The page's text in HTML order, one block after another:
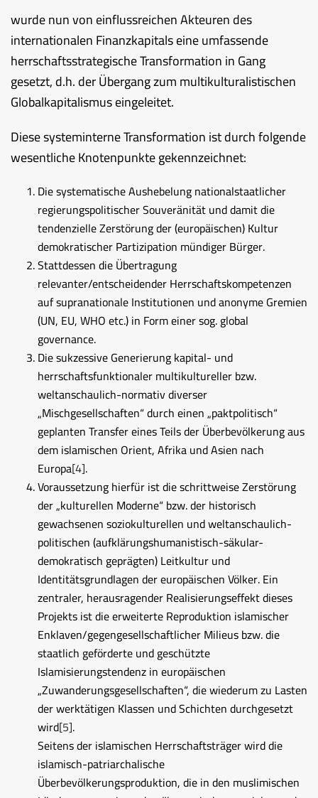
wurde nun von einflussreichen Akteuren des
internationalen Finanzkapitals eine umfassende
herrschaftsstrategische Transformation in Gang
gesetzt, d.h. der Übergang zum multikulturalistischen
Globalkapitalismus eingeleitet.
Diese systeminterne Transformation ist durch folgende
wesentliche Knotenpunkte gekennzeichnet:
Die systematische Aushebelung nationalstaatlicher
regierungspolitischer Souveränität und damit die
tendenzielle Zerstörung der (europäischen) Kultur
demokratischer Partizipation mündiger Bürger.
Stattdessen die Übertragung
relevanter/entscheidender Herrschaftskompetenzen
auf supranationale Institutionen und anonyme Gremien
(UN, EU, WHO etc.) in Form einer sog. global
governance.
Die sukzessive Generierung kapital- und
herrschaftsfunktionaler multikultureller bzw.
weltanschaulich-normativ diverser
„Mischgesellschaften“ durch einen „paktpolitisch“
geplanten Transfer eines Teils der Überbevölkerung aus
dem islamischen Orient, Afrika und Asien nach
Europa[4].
Voraussetzung hierfür ist die schrittweise Zerstörung
der „kulturellen Moderne“ bzw. der historisch
gewachsenen soziokulturellen und weltanschaulich-
politischen (aufklärungshumanistisch-säkular-
demokratisch geprägten) Leitkultur und
Identitätsgrundlagen der europäischen Völker. Ein
zentraler, herausragender Realisierungseffekt dieses
Projekts ist die erweiterte Reproduktion islamischer
Enklaven/gegengesellschaftlicher Milieus bzw. die
staatlich geförderte und geschützte
Islamisierungstendenz in europäischen
„Zuwanderungsgesellschaften“, die wiederum zu Lasten
der werktätigen Klassen und Schichten durchgesetzt
wird[5].
Seitens der islamischen Herrschaftsträger wird die
islamisch-patriarchalische
Überbevölkerungsproduktion, die in den muslimischen